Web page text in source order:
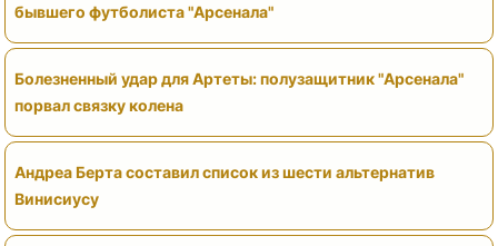
бывшего футболиста "Арсенала"
Болезненный удар для Артеты: полузащитник "Арсенала"
порвал связку колена
Андреа Берта составил список из шести альтернатив
Винисиусу